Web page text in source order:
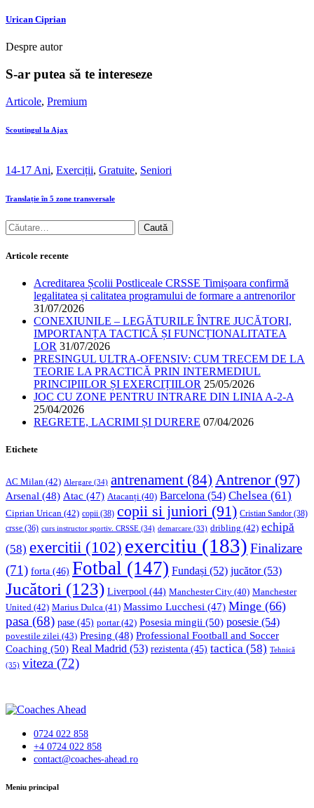
Urican Ciprian
Despre autor
S-ar putea să te intereseze
Articole, Premium
Scoutingul la Ajax
14-17 Ani, Exerciții, Gratuite, Seniori
Translație în 5 zone transversale
Caută
după:
Articole recente
Acreditarea Școlii Postliceale CRSSE Timișoara confirmă
legalitatea și calitatea programului de formare a antrenorilor
31/07/2026
CONEXIUNILE – LEGĂTURILE ÎNTRE JUCĂTORI,
IMPORTANȚA TACTICĂ ȘI FUNCȚIONALITATEA
LOR 31/07/2026
PRESINGUL ULTRA-OFENSIV: CUM TRECEM DE LA
TEORIE LA PRACTICĂ PRIN INTERMEDIUL
PRINCIPIILOR ȘI EXERCIȚIILOR 25/05/2026
JOC CU ZONE PENTRU INTRARE DIN LINIA A-2-A
25/04/2026
REGRETE, LACRIMI ȘI DURERE 07/04/2026
Etichete
AC Milan (42) Alergare (34) antrenament (84) Antrenor(97)
Arsenal (48) Atac (47) Atacanți (40) Barcelona (54) Chelsea (61)
Ciprian Urican (42) copii (38) copii si juniori (91) Cristian Sandor (38)
crsse (36) curs instructor sportiv. CRSSE (34) demarcare (33) dribling (42) echipă
(58) exercitii (102) exercitiu (183) Finalizare
(71) forta (46) Fotbal (147) Fundași (52) jucător(53)
Jucători (123) Liverpool (44) Manchester City (40) Manchester
United (42) Marius Dulca (41) Massimo Lucchesi (47) Minge (66)
pasa (68) pase (45) portar(42) Posesia mingii (50) posesie (54)
povestile zilei (43) Presing (48) Professional Football and Soccer
Coaching (50) Real Madrid (53) rezistenta (45) tactica (58) Tehnică
(35) viteza (72)
0724 022 858
+4 0724 022 858
contact@coaches-ahead.ro
facebook-
Meniu principal